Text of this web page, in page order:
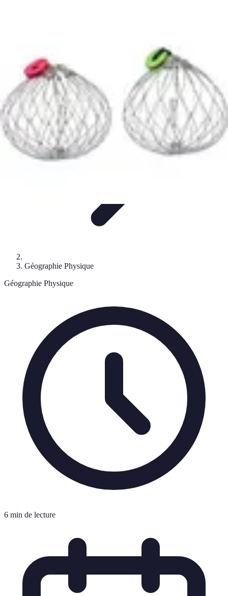
Géographie Explore
Géographie Physique
Géographie Physique
6 min de lecture